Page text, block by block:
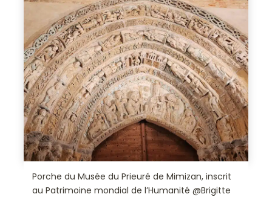
Porche du Musée du Prieuré de Mimizan, inscrit
au Patrimoine mondial de l’Humanité @Brigitte